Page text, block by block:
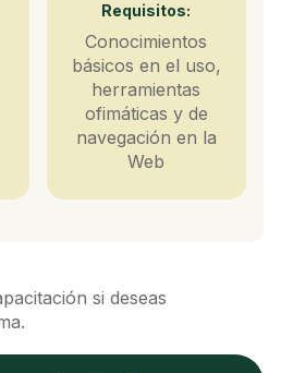
Requisitos:
Conocimientos
básicos en el uso,
herramientas
ofimáticas y de
navegación en la
Web
si deseas